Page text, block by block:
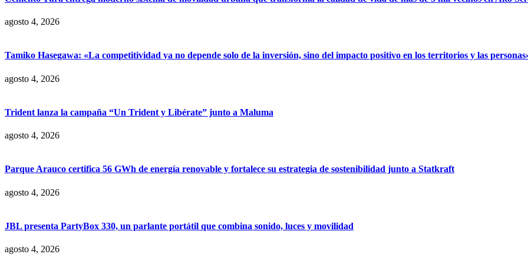
agosto 4, 2026
Tamiko Hasegawa: «La competitividad ya no depende solo de la inversión, sino del impacto positivo en los territorios y las
agosto 4, 2026
Trident lanza la campaña “Un Trident y Libérate” junto a Maluma
agosto 4, 2026
Parque Arauco certifica 56 GWh de energía renovable y fortalece su estrategia de sostenibilidad junto a Statkraft
agosto 4, 2026
JBL presenta PartyBox 330, un parlante portátil que combina sonido, luces y movilidad
agosto 4, 2026